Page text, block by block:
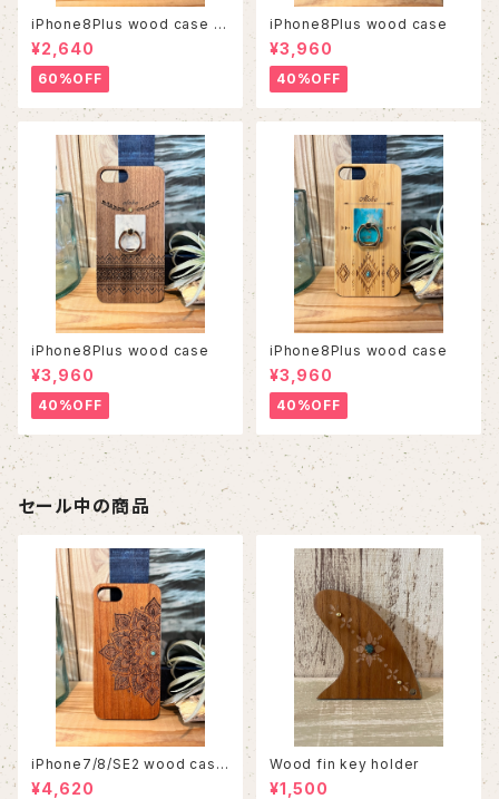
iPhone8Plus wood case 5
6
¥2,640
60%OFF
iPhone8Plus wood case
¥3,960
40%OFF
iPhone8Plus wood case
¥3,960
40%OFF
iPhone8Plus wood case
¥3,960
40%OFF
セール中の商品
iPhone7/8/SE2 wood case
86
¥4,620
Wood fin key holder
¥1,500